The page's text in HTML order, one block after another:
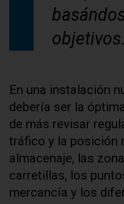
En una instalación
debería ser la
de más revisar
tráfico y la posición
almacenaje, las
carretillas, los
mercancía y los